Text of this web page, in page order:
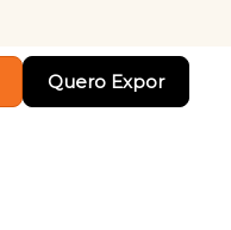
Quero Expor